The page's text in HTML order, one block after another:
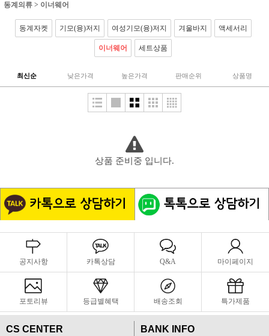
동계의류 > 이너웨어
동계자켓 기모(융)저지 여성기모(융)저지 겨울바지 액세서리
이너웨어 세트상품
최신순 낮은가격 높은가격 판매순위 상품명
상품 준비중 입니다.
공지사항 카톡상담 Q&A 마이페이지
포토리뷰 등급별혜택 배송조회 특가제품
CS CENTER BANK INFO